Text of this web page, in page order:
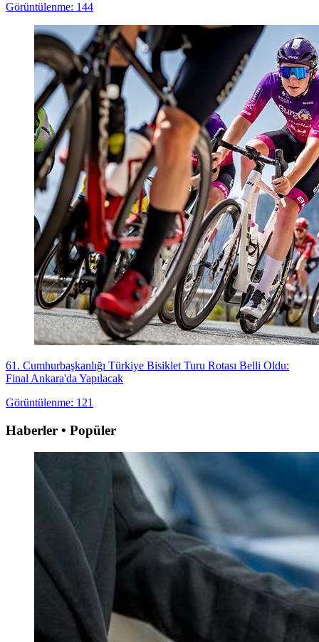
Görüntülenme: 144
61. Cumhurbaşkanlığı Türkiye Bisiklet Turu Rotası Belli Oldu:
Final Ankara'da Yapılacak
Görüntülenme: 121
Haberler • Popüler